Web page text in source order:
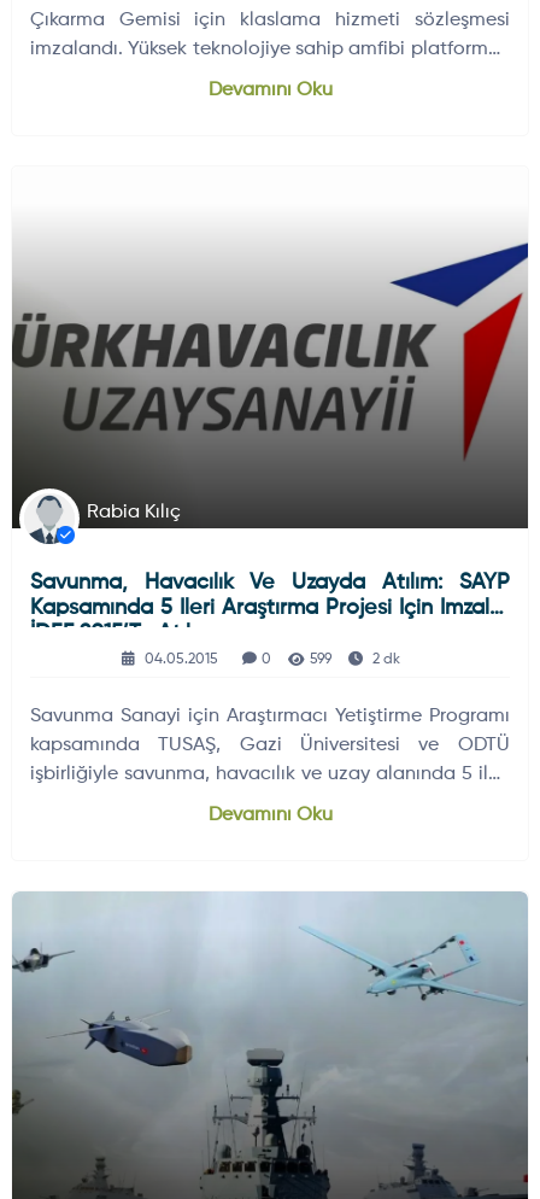
Çıkarma Gemisi için klaslama hizmeti sözleşmesi
imzalandı. Yüksek teknolojiye sahip amfibi platformun
6 yıl içinde teslim edilmesi hedefleniyor.
Devamını Oku
Rabia Kılıç
Savunma, Havacılık Ve Uzayda Atılım: SAYP
Kapsamında 5 Ileri Araştırma Projesi Için Imzalar
İDEF 2015’te Atılıyor
04.05.2015 0 599 2 dk
Savunma Sanayi için Araştırmacı Yetiştirme Programı
kapsamında TUSAŞ, Gazi Üniversitesi ve ODTÜ
işbirliğiyle savunma, havacılık ve uzay alanında 5 ileri
araştırma projesi için sözleşme imzalanacak. Projeler,
hedefliyor.
Devamını Oku